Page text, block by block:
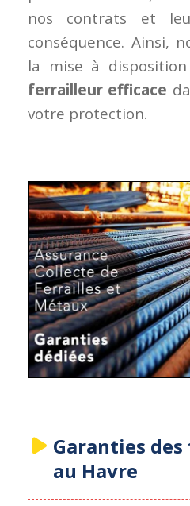
nos contrats et
conséquence. Ainsi,
la mise à disposition
ferrailleur efficace
votre protection.
Garanties
au Havre